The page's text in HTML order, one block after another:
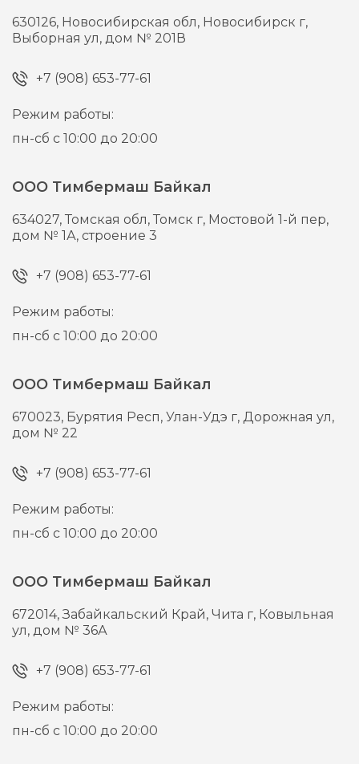
630126, Новосибирская обл, Новосибирск г,
Выборная ул, дом № 201В
+7 (908) 653-77-61
Режим работы:
пн-сб с 10:00 до 20:00
ООО Тимбермаш Байкал
634027,Томская обл, Томск г, Мостовой 1-й пер,
дом № 1А, строение 3
+7 (908) 653-77-61
Режим работы:
пн-сб с 10:00 до 20:00
ООО Тимбермаш Байкал
670023, Бурятия Респ, Улан-Удэ г,Дорожная ул,
дом № 22
+7 (908) 653-77-61
Режим работы:
пн-сб с 10:00 до 20:00
ООО Тимбермаш Байкал
672014,Забайкальский Край, Чита г, Ковыльная
ул, дом № 36А
+7 (908) 653-77-61
Режим работы:
пн-сб с 10:00 до 20:00